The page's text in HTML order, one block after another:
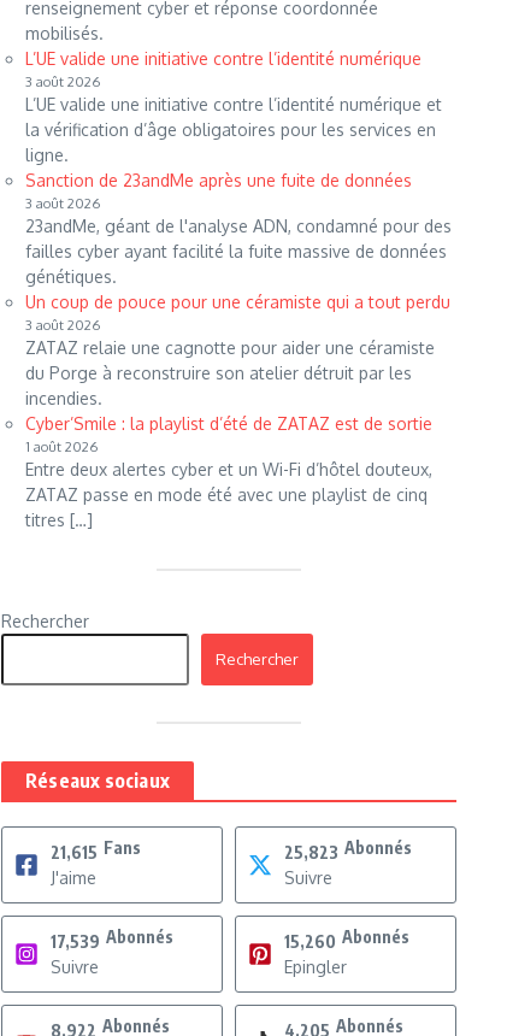
renseignement cyber et réponse coordonnée
mobilisés.
L’UE valide une initiative contre l’identité numérique
3 août 2026
L’UE valide une initiative contre l’identité numérique et
la vérification d’âge obligatoires pour les services en
ligne.
Sanction de 23andMe après une fuite de données
3 août 2026
23andMe, géant de l'analyse ADN, condamné pour des
failles cyber ayant facilité la fuite massive de données
génétiques.
Un coup de pouce pour une céramiste qui a tout perdu
3 août 2026
ZATAZ relaie une cagnotte pour aider une céramiste
du Porge à reconstruire son atelier détruit par les
incendies.
Cyber’Smile : la playlist d’été de ZATAZ est de sortie
1 août 2026
Entre deux alertes cyber et un Wi-Fi d’hôtel douteux,
ZATAZ passe en mode été avec une playlist de cinq
titres […]
Rechercher
Rechercher
Réseaux sociaux
21,615 Fans
J'aime
25,823 Abonnés
Suivre
17,539 Abonnés
Suivre
15,260 Abonnés
Epingler
8,922 Abonnés 4,205 Abonnés